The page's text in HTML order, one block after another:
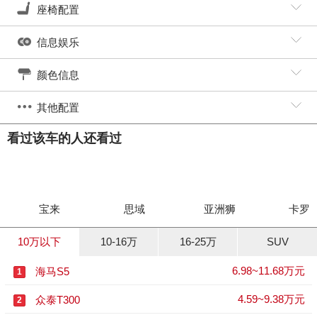
座椅配置
信息娱乐
颜色信息
其他配置
看过该车的人还看过
宝来 思域 亚洲狮 卡罗
10万以下 10-16万 16-25万 SUV
1 海马S5 6.98~11.68万元
2 众泰T300 4.59~9.38万元